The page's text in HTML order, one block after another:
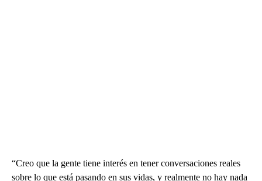
“Creo que la gente tiene interés en tener conversaciones reales
sobre lo que está pasando en sus vidas, y realmente no hay nada